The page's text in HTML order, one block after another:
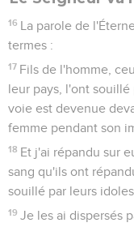
16 La parole de
termes :
17 Fils de l'homme,
leur pays, l'ont
voie est devenue
femme pendant son
18 Et j'ai répandu sur
sang qu'ils ont
souillé par leurs idoles.
19 Je les ai dispersés